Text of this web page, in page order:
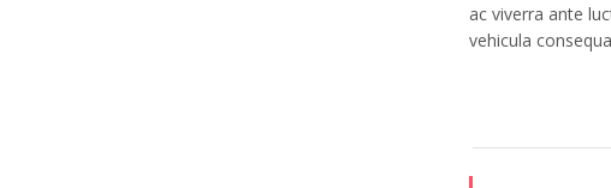
ac viverra ante
vehicula